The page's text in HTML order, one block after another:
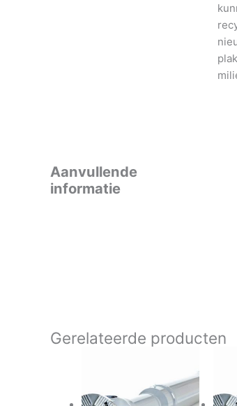
Aanvullende
informatie
Gerelateerde producten